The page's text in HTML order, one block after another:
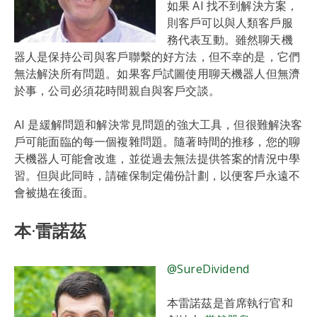
如果 AI 找不到解決方案，
則客戶可以與人類客戶服
務代表互動。雖然聊天機
器人是保持公司與客戶聯繫的好方法，但不幸的是，它們
無法解決所有問題。如果客戶試圖使用聊天機器人但無濟
於事，公司必須花時間親自與客戶交談。
AI 是緩解問題和解決常見問題的強大工具，但很難解決客
戶可能面臨的每一個複雜問題。隨著時間的推移，您的聊
天機器人可能會改進，並從過去無法提供答案的情況中學
習。但與此同時，請確保制定備份計劃，以便客戶永遠不
會被拋在後面。
本·雷諾茲
@SureDividend
本雷諾茲是首席執行官和